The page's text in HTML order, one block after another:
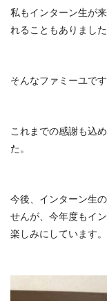
私もインターン生が
れることもありました
そんなファミーユで
これまでの感謝も込
た。
今後、インターン生
せんが、今年度もイ
楽しみにしています。